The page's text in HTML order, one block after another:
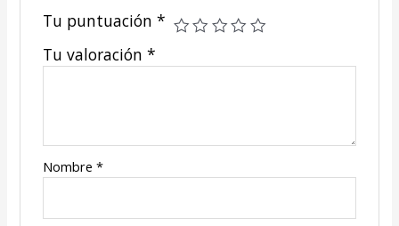
Tu puntuación *
Tu valoración *
Nombre *